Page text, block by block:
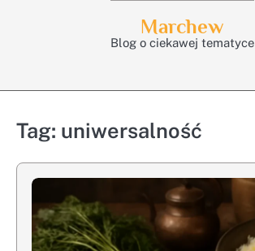
Marchew
Blog o ciekawej tematyce
Tag: uniwersalność